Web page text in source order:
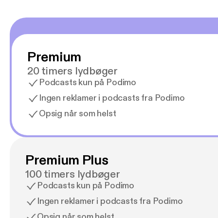
Premium
20 timers lydbøger
Podcasts kun på Podimo
Ingen reklamer i podcasts fra Podimo
Opsig når som helst
Premium Plus
100 timers lydbøger
Podcasts kun på Podimo
Ingen reklamer i podcasts fra Podimo